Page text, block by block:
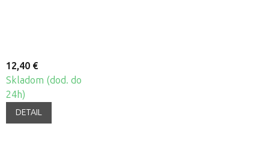
12,40 €
Skladom (dod. do
24h)
DETAIL